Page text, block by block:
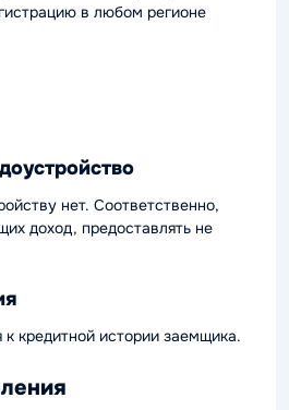
в любом регионе
нет. Соответственно,
доход, предоставлять не
кредитной истории заемщика.